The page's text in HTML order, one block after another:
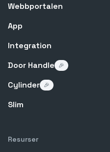
Webbportalen
App
Integration
Door Handle
🎉
Cylinder 🎉
Slim
Resurser